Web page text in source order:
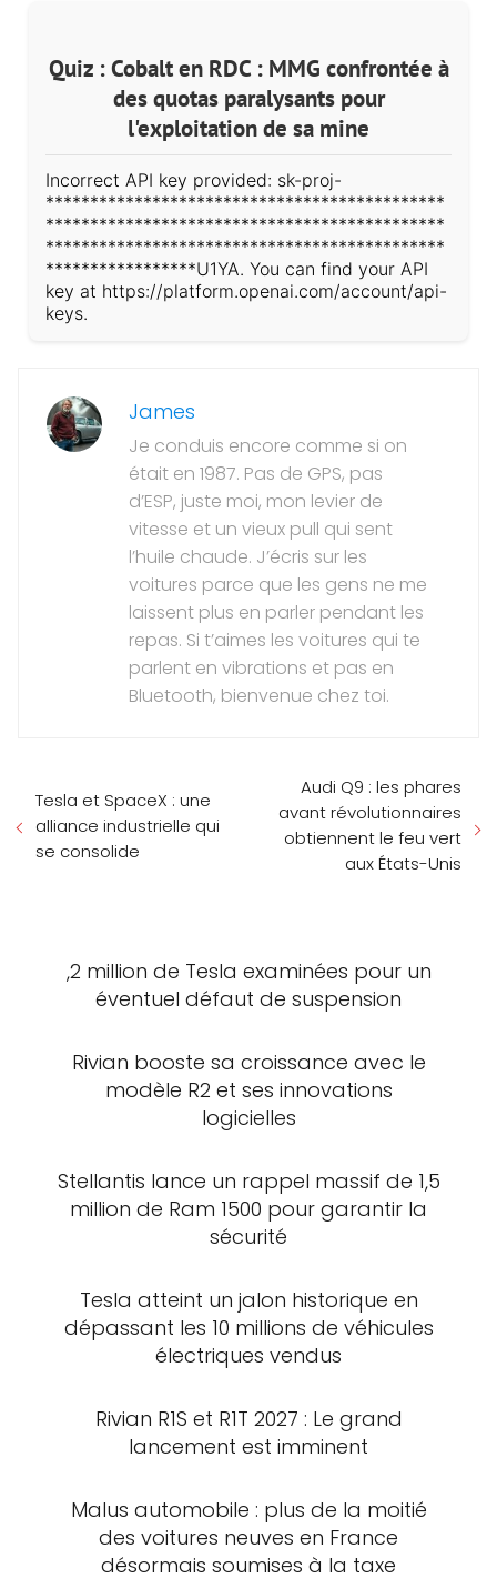
Quiz : Cobalt en RDC : MMG confrontée à
des quotas paralysants pour
l'exploitation de sa mine
Incorrect API key provided: sk-proj-
*********************************************
*********************************************
*********************************************
*****************U1YA. You can find your API
key at https://platform.openai.com/account/api-
keys.
James
Je conduis encore comme si on
était en 1987. Pas de GPS, pas
d’ESP, juste moi, mon levier de
vitesse et un vieux pull qui sent
l’huile chaude. J’écris sur les
voitures parce que les gens ne me
laissent plus en parler pendant les
repas. Si t’aimes les voitures qui te
parlent en vibrations et pas en
Bluetooth, bienvenue chez toi.
Tesla et SpaceX : une
alliance industrielle qui
se consolide
Audi Q9 : les phares
avant révolutionnaires
obtiennent le feu vert
aux États-Unis
,2 million de Tesla examinées pour un
éventuel défaut de suspension
Rivian booste sa croissance avec le
modèle R2 et ses innovations
logicielles
Stellantis lance un rappel massif de 1,5
million de Ram 1500 pour garantir la
sécurité
Tesla atteint un jalon historique en
dépassant les 10 millions de véhicules
électriques vendus
Rivian R1S et R1T 2027 : Le grand
lancement est imminent
Malus automobile : plus de la moitié
des voitures neuves en France
désormais soumises à la taxe